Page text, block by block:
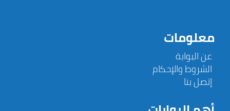
معلومات
عن البوابة
الشروط والإحكام
إتصل بنا